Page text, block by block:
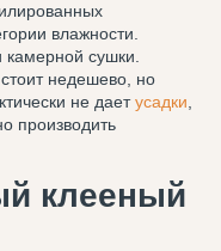
влажности.
камерной сушки.
недешево, но
не даетусадки
производить
клееный